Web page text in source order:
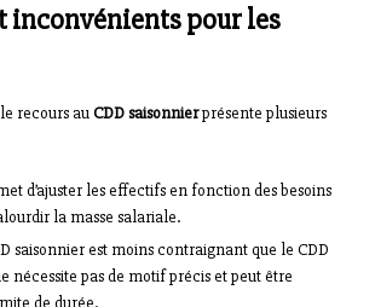
inconvénients pour les
recours auCDD saisonnierprésente plusieurs
d’ajuster les effectifs en fonction des besoins
la masse salariale.
saisonnier est moins contraignant que le CDD
nécessite pas de motif précis et peut être
de durée.